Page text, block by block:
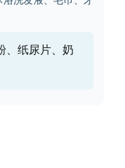
、纸尿片、奶